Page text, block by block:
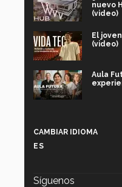
nuevo
(video)
El
(video)
Aula
CAMBIAR IDIOMA
ES
Síguenos